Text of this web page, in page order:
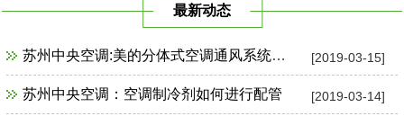
最新动态
[2019-03-15]
苏州中央空调:美的分体式空调通风系统故障检修
[2019-03-14]
苏州中央空调：空调制冷剂如何进行配管